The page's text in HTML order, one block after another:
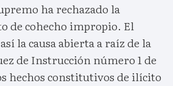
ha rechazado la
de cohecho impropio. El
la causa abierta a raíz de la
de Instrucción número 1 de
hechos constitutivos de ilícito